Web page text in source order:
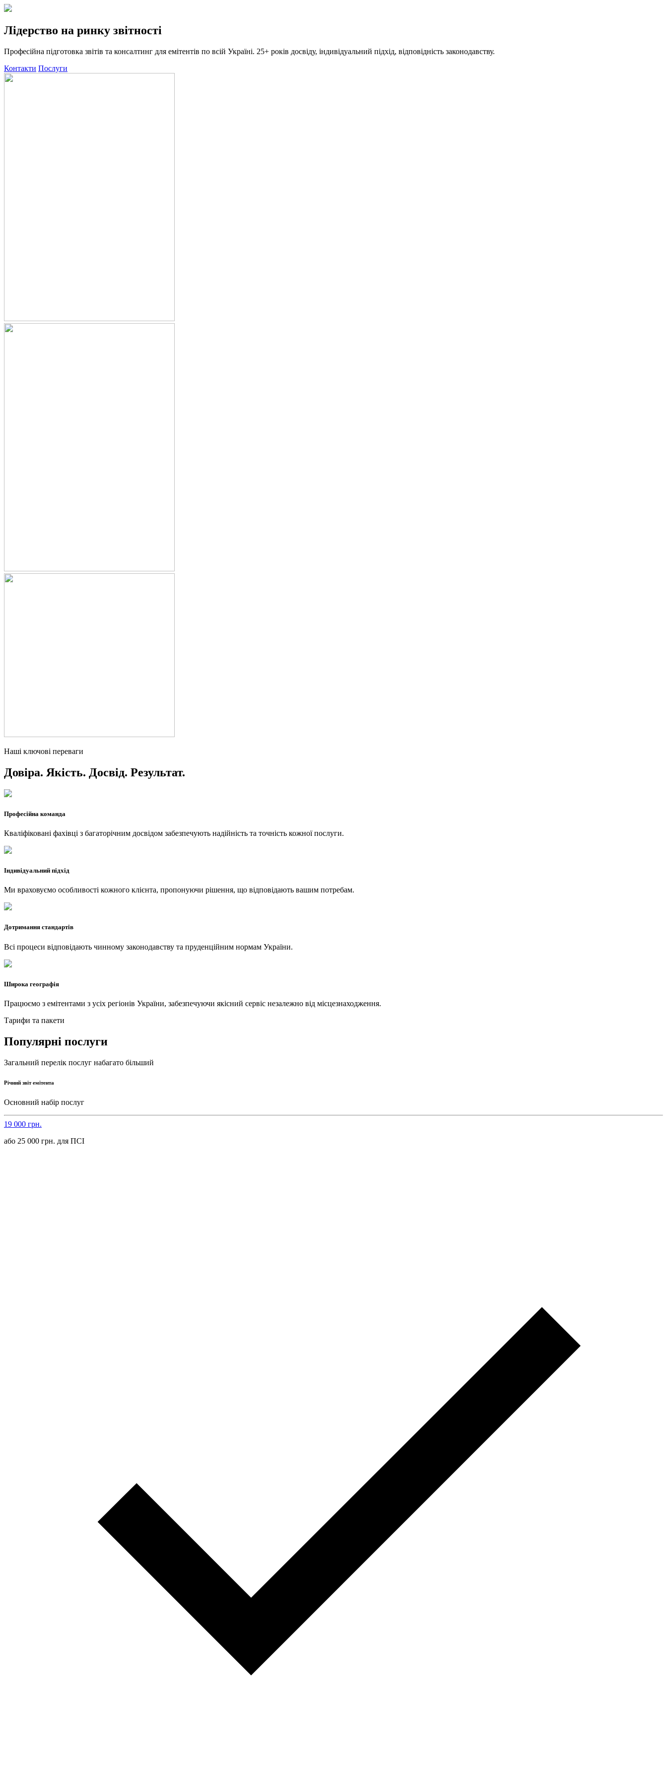
Лідерство на ринку звітності
Професійна підготовка звітів та консалтинг для емітентів по всій Україні. 25+ років досвіду, індивідуальний підхід, відповідність законодавству.
Контакти Послуги
Наші ключові переваги
Довіра. Якість. Досвід. Результат.
Професійна команда
Кваліфіковані фахівці з багаторічним досвідом забезпечують надійність та точність кожної послуги.
Індивідуальний підхід
Ми враховуємо особливості кожного клієнта, пропонуючи рішення, що відповідають вашим потребам.
Дотримання стандартів
Всі процеси відповідають чинному законодавству та пруденційним нормам України.
Широка географія
Працюємо з емітентами з усіх регіонів України, забезпечуючи якісний сервіс незалежно від місцезнаходження.
Тарифи та пакети
Популярні послуги
Загальний перелік послуг набагато більший
Річний звіт емітента
Основний набір послуг
19 000 грн.
або 25 000 грн. для ПСІ